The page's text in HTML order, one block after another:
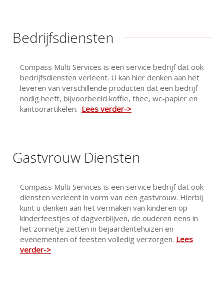
Bedrijfsdiensten
Compass Multi Services is een service bedrijf dat ook
bedrijfsdiensten verleent. U kan hier denken aan het
leveren van verschillende producten dat een bedrijf
nodig heeft, bijvoorbeeld koffie, thee, wc-papier en
kantoorartikelen. Lees verder->
Gastvrouw Diensten
Compass Multi Services is een service bedrijf dat ook
diensten verleent in vorm van een gastvrouw. Hierbij
kunt u denken aan het vermaken van kinderen op
kinderfeestjes of dagverblijven, de ouderen eens in
het zonnetje zetten in bejaardentehuizen en
evenementen of feesten volledig verzorgen. Lees
verder->